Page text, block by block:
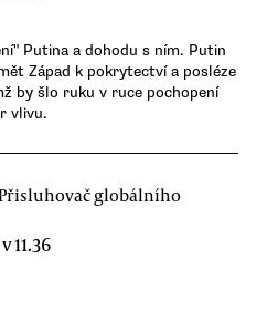
Putina a dohodu s ním. Putin
Západ k pokrytectví a posléze
by šlo ruku v ruce pochopení
vlivu.
globálního
11.36